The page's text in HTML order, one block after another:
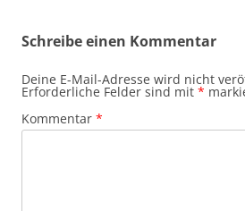
Schreibe einen Kommentar
Deine E-Mail-Adresse wird nicht
Erforderliche Felder sind mit *
Kommentar *